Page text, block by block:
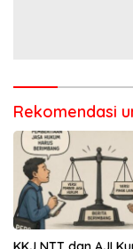
Rekomendasi